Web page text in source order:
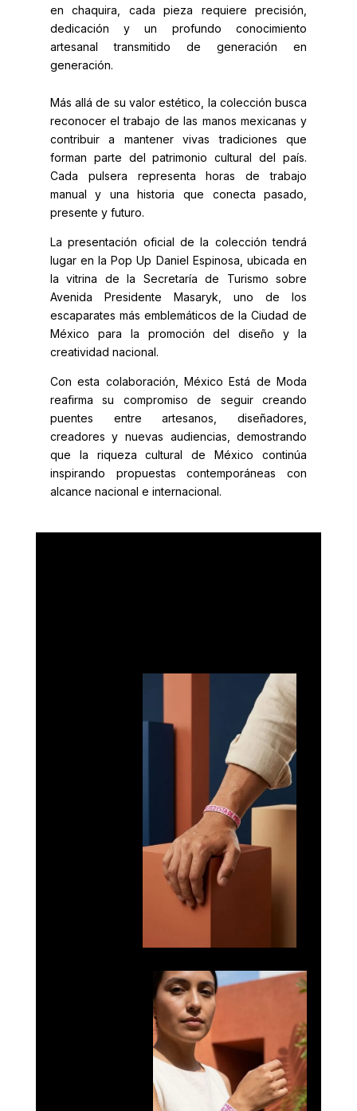
en chaquira, cada pieza requiere precisión,
dedicación y un profundo conocimiento
artesanal transmitido de generación en
generación.
Más allá de su valor estético, la colección busca
reconocer el trabajo de las manos mexicanas y
contribuir a mantener vivas tradiciones que
forman parte del patrimonio cultural del país.
Cada pulsera representa horas de trabajo
manual y una historia que conecta pasado,
presente y futuro.
La presentación oficial de la colección tendrá
lugar en la Pop Up Daniel Espinosa, ubicada en
la vitrina de la Secretaría de Turismo sobre
Avenida Presidente Masaryk, uno de los
escaparates más emblemáticos de la Ciudad de
México para la promoción del diseño y la
creatividad nacional.
Con esta colaboración, México Está de Moda
reafirma su compromiso de seguir creando
puentes entre artesanos, diseñadores,
creadores y nuevas audiencias, demostrando
que la riqueza cultural de México continúa
inspirando propuestas contemporáneas con
alcance nacional e internacional.